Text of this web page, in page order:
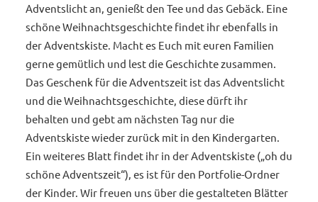
Adventslicht an, genießt den Tee und das Gebäck. Eine
schöne Weihnachtsgeschichte findet ihr ebenfalls in
der Adventskiste. Macht es Euch mit euren Familien
gerne gemütlich und lest die Geschichte zusammen.
Das Geschenk für die Adventszeit ist das Adventslicht
und die Weihnachtsgeschichte, diese dürft ihr
behalten und gebt am nächsten Tag nur die
Adventskiste wieder zurück mit in den Kindergarten.
Ein weiteres Blatt findet ihr in der Adventskiste („oh du
schöne Adventszeit“), es ist für den Portfolie-Ordner
der Kinder. Wir freuen uns über die gestalteten Blätter